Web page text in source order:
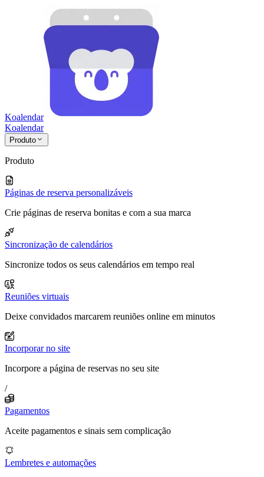
Koalendar
Koalendar
Produto
Produto
Páginas de reserva personalizáveis
Crie páginas de reserva bonitas e com a sua marca
Sincronização de calendários
Sincronize todos os seus calendários em tempo real
Reuniões virtuais
Deixe convidados marcarem reuniões online em minutos
Incorporar no site
Incorpore a página de reservas no seu site
/
Pagamentos
Aceite pagamentos e sinais sem complicação
Lembretes e automações